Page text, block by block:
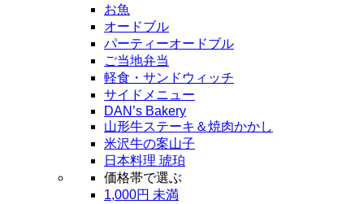
お魚
オードブル
パーティーオードブル
ご当地弁当
軽食・サンドウィッチ
サイドメニュー
DAN’s Bakery
山形牛ステーキ＆焼肉かかし
米沢牛の案山子
日本料理 琥珀
価格帯で選ぶ
1,000円 未満